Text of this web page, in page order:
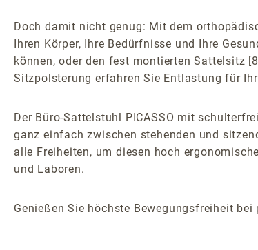
Doch damit nicht genug: Mit dem
Ihren Körper, Ihre Bedürfnisse und Ihre
können, oder den fest montierten Sattelsitz
Sitzpolsterung erfahren Sie Entlastung für
Der Büro-Sattelstuhl PICASSO mit
ganz einfach zwischen stehenden und
alle Freiheiten, um diesen hoch
und Laboren.
Genießen Sie höchste Bewegungsfreiheit